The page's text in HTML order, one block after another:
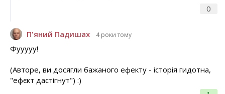
0
П'яний Падишах 4 роки тому
Фууууу!
(Авторе, ви досягли бажаного ефекту - історія гидотна,
"ефєкт дастігнут") :)